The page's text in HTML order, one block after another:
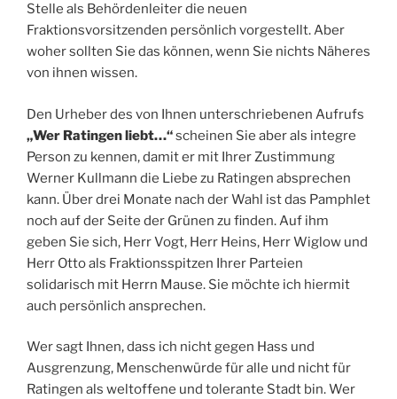
Stelle als Behördenleiter die neuen
Fraktionsvorsitzenden persönlich vorgestellt. Aber
woher sollten Sie das können, wenn Sie nichts Näheres
von ihnen wissen.
Den Urheber des von Ihnen unterschriebenen Aufrufs
„Wer Ratingen liebt…“scheinen Sie aber als integre
Person zu kennen, damit er mit Ihrer Zustimmung
Werner Kullmann die Liebe zu Ratingen absprechen
kann. Über drei Monate nach der Wahl ist das Pamphlet
noch auf der Seite der Grünen zu finden. Auf ihm
geben Sie sich, Herr Vogt, Herr Heins, Herr Wiglow und
Herr Otto als Fraktionsspitzen Ihrer Parteien
solidarisch mit Herrn Mause. Sie möchte ich hiermit
auch persönlich ansprechen.
Wer sagt Ihnen, dass ich nicht gegen Hass und
Ausgrenzung, Menschenwürde für alle und nicht für
Ratingen als weltoffene und tolerante Stadt bin. Wer